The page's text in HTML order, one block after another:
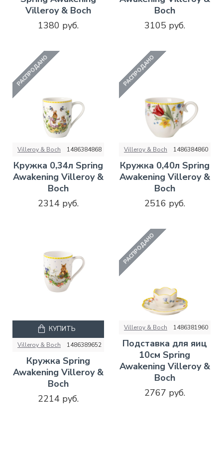
Villeroy & Boch
1380 руб.
Boch
3105 руб.
РАСПРОДАНО
Villeroy & Boch 1486384868
Кружка 0,34л Spring
Awakening Villeroy &
Boch
2314 руб.
РАСПРОДАНО
Villeroy & Boch 1486384860
Кружка 0,40л Spring
Awakening Villeroy &
Boch
2516 руб.
Villeroy & Boch 1486389652
Кружка Spring
Awakening Villeroy &
Boch
2214 руб.
КУПИТЬ
РАСПРОДАНО
Villeroy & Boch 1486381960
Подставка для яиц
10см Spring
Awakening Villeroy &
Boch
2767 руб.